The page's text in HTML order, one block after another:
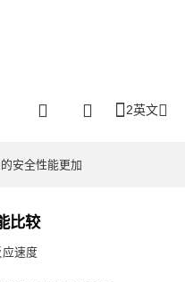
2英文
安全性能更加
比较
应速度